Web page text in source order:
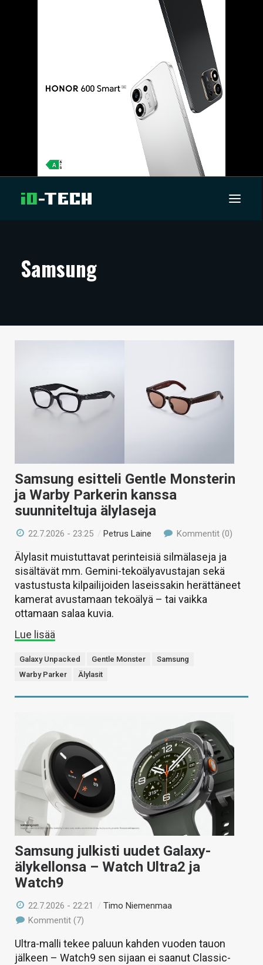
ARTIKKELIT
TECHBBS
KAUPPA
HAKU
Samsung
Samsung esitteli Gentle Monsterin
ja Warby Parkerin kanssa
suunniteltuja älylaseja
22.7.2026 - 23:25 /Petrus Laine Kommentit (0)
Älylasit muistuttavat perinteisiä silmälaseja ja
sisältävät mm. Gemini-tekoälyavustajan sekä
vastustusta kilpailijoiden laseissakin herättäneet
kamerat avustamaan tekoälyä – tai vaikka
ottamaan salaa kuvia.
Lue lisää
Galaxy Unpacked Gentle Monster
Samsung
Warby Parker
Älylasit
Samsung julkisti uudet Galaxy-
älykellonsa – Watch Ultra2 ja
Watch9
22.7.2026 - 22:21 /Timo Niemenmaa
Kommentit (7)
Ultra-malli tekee paluun kahden vuoden tauon
jälkeen – Watch9 sen sijaan ei saanut Classic-